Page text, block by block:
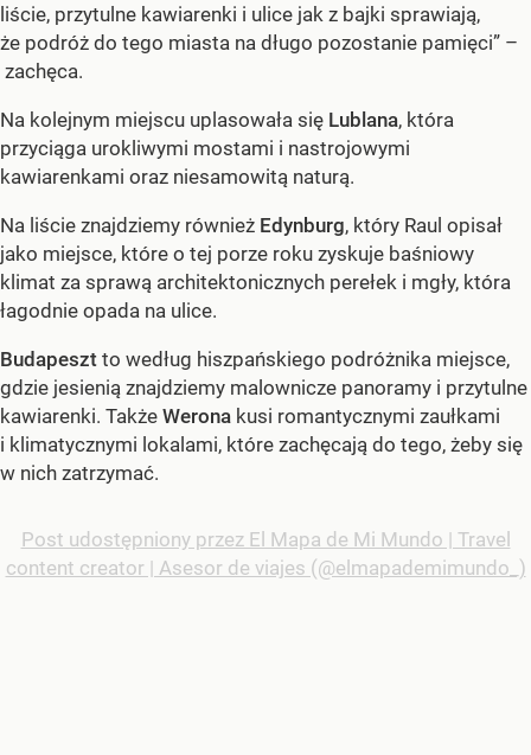
liście, przytulne kawiarenki i ulice jak z bajki sprawiają,
że podróż do tego miasta na długo pozostanie pamięci” –
zachęca.
Na kolejnym miejscu uplasowała się Lublana, która
przyciąga urokliwymi mostami i nastrojowymi
kawiarenkami oraz niesamowitą naturą.
Na liście znajdziemy również Edynburg, który Raul opisał
jako miejsce, które o tej porze roku zyskuje baśniowy
klimat za sprawą architektonicznych perełek i mgły, która
łagodnie opada na ulice.
Budapeszt to według hiszpańskiego podróżnika miejsce,
gdzie jesienią znajdziemy malownicze panoramy i przytulne
kawiarenki. Także Werona kusi romantycznymi zaułkami
i klimatycznymi lokalami, które zachęcają do tego, żeby się
w nich zatrzymać.
Post udostępniony przez El Mapa de Mi Mundo | Travel
content creator | Asesor de viajes (@elmapademimundo_)